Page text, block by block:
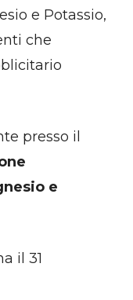
e Potassio,
che
presso il
e
il 31